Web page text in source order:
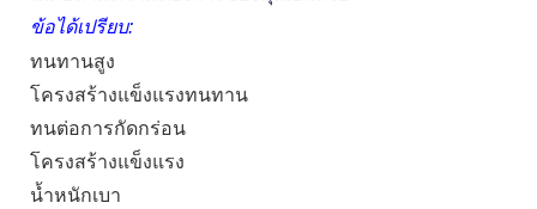
ข้อได้เปรียบ:
ทนทานสูง
โครงสร้างแข็งแรงทนทาน
ทนต่อการกัดกร่อน
โครงสร้างแข็งแรง
น้ำหนักเบา